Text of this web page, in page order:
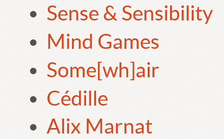
Sense & Sensibility
Mind Games
Some[wh]air
Cédille
Alix Marnat